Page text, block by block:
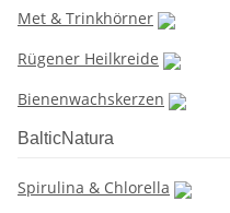
Met & Trinkhörner
Rügener Heilkreide
Bienenwachskerzen
BalticNatura
Spirulina & Chlorella